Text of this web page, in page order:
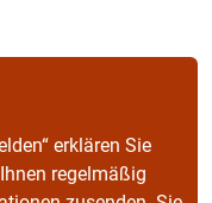
erklären Sie
regelmäßig